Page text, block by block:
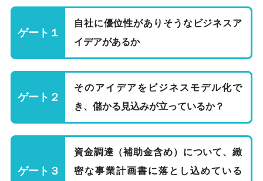
ゲート１
自社に優位性がありそうなビジネスア
イデアがあるか
ゲート２
そのアイデアをビジネスモデル化で
き、儲かる見込みが立っているか？
ゲート３
資金調達（補助金含め）について、緻
密な事業計画書に落とし込めている